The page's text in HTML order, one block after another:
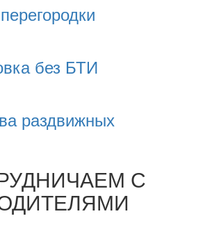
без БТИ
раздвижных
С